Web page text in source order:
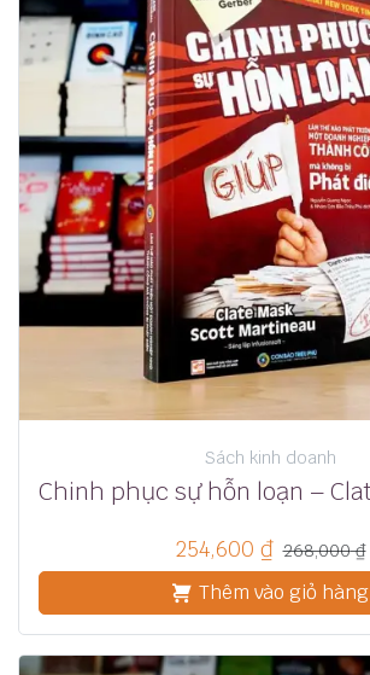
Sách kinh doanh
254,600 ₫ 268,000₫
Thêm vào giỏ hàng